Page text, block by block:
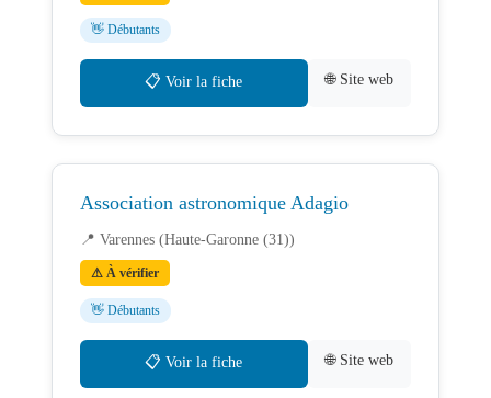
👋 Débutants
📋 Voir la fiche 🌐 Site web
Association astronomique Adagio
📍 Varennes (Haute-Garonne (31))
⚠ À vérifier
👋 Débutants
📋 Voir la fiche 🌐 Site web